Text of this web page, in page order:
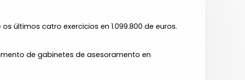
últimos catro exercicios en 1.099.800 de euros.
de gabinetes de asesoramento en